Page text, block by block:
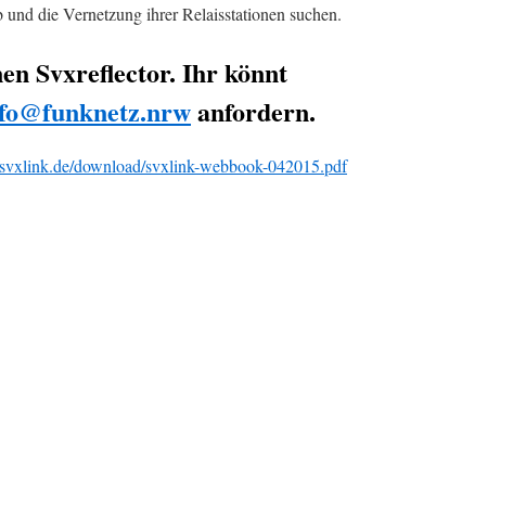
die Vernetzung ihrer Relaisstationen suchen.
Svxreflector. Ihr könnt
anfordern.
download/svxlink-webbook-042015.pdf